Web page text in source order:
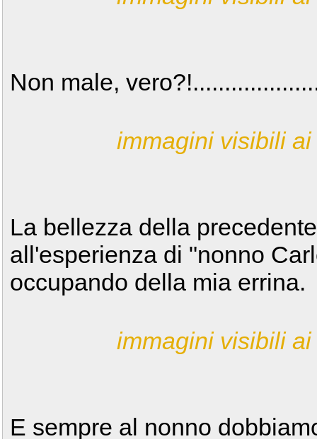
Non male,
immagini visibili
La bellezza della
all'esperienza di "nonno
occupando della mia errina.
immagini visibili
E sempre al nonno